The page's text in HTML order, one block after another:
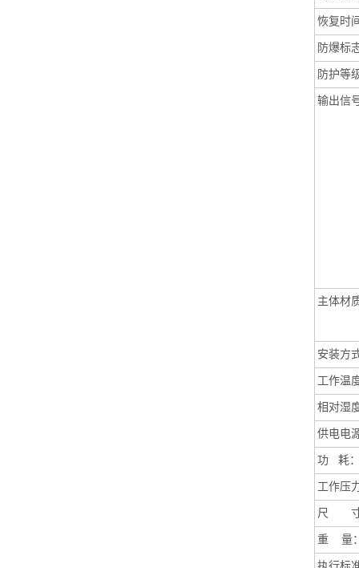
恢复时
防爆标
防护等
输出信
主体材
安装方
工作温
相对湿
供电电
功耗
工作压
尺 寸
重量